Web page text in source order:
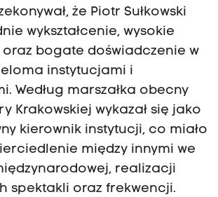
że Piotr Sułkowski
wykształcenie, wysokie
bogate doświadczenie w
instytucjami i
Według marszałka obecny
Krakowskiej wykazał się jako
kierownik instytucji, co miało
między innymi we
realizacji
spektakli oraz frekwencji.